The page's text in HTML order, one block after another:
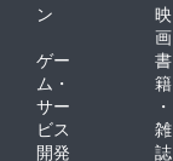
ン
映
画
ゲー
ム・
サー
ビス
開発
書
籍
・
雑
誌